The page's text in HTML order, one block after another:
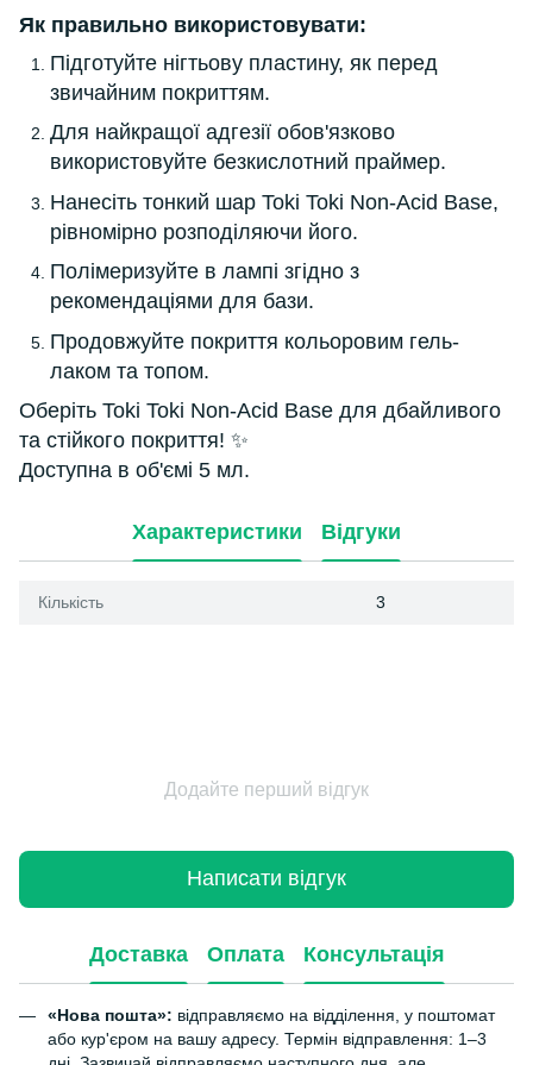
Як правильно використовувати:
Підготуйте нігтьову пластину, як перед
звичайним покриттям.
Для найкращої адгезії обов'язково
використовуйте безкислотний праймер.
Нанесіть тонкий шар Toki Toki Non-Acid Base,
рівномірно розподіляючи його.
Полімеризуйте в лампі згідно з
рекомендаціями для бази.
Продовжуйте покриття кольоровим гель-
лаком та топом.
Оберіть Toki Toki Non-Acid Base для дбайливого
та стійкого покриття! ✨
Доступна в об'ємі 5 мл.
Характеристики Відгуки
Кількість 3
Додайте перший відгук
Написати відгук
Доставка Оплата Консультація
«Нова пошта»: відправляємо на відділення, у поштомат
або кур'єром на вашу адресу. Термін відправлення: 1–3